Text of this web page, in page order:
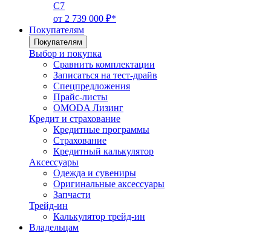
C7
от 2 739 000 ₽*
Покупателям
Покупателям
Выбор и покупка
Сравнить комплектации
Записаться на тест-драйв
Cпецпредложения
Прайс-листы
OMODA Лизинг
Кредит и страхование
Кредитные программы
Страхование
Кредитный калькулятор
Аксессуары
Одежда и сувениры
Оригинальные аксессуары
Запчасти
Трейд-ин
Калькулятор трейд-ин
Владельцам